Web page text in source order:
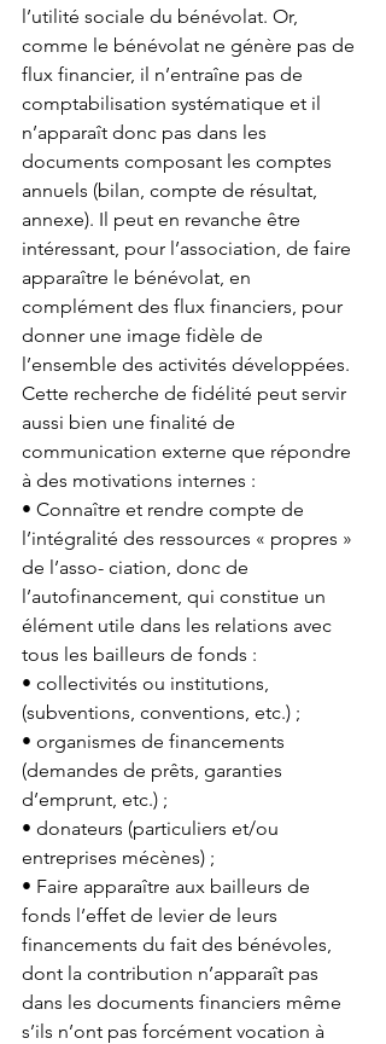
l’utilité sociale du bénévolat. Or,
comme le bénévolat ne génère pas de
flux financier, il n’entraîne pas de
comptabilisation systématique et il
n’apparaît donc pas dans les
documents composant les comptes
annuels (bilan, compte de résultat,
annexe). Il peut en revanche être
intéressant, pour l’association, de faire
apparaître le bénévolat, en
complément des flux financiers, pour
donner une image fidèle de
l’ensemble des activités développées.
Cette recherche de fidélité peut servir
aussi bien une finalité de
communication externe que répondre
à des motivations internes :
• Connaître et rendre compte de
l’intégralité des ressources « propres »
de l’asso- ciation, donc de
l’autofinancement, qui constitue un
élément utile dans les relations avec
tous les bailleurs de fonds :
• collectivités ou institutions,
(subventions, conventions, etc.) ;
• organismes de financements
(demandes de prêts, garanties
d’emprunt, etc.) ;
• donateurs (particuliers et/ou
entreprises mécènes) ;
• Faire apparaître aux bailleurs de
fonds l’effet de levier de leurs
financements du fait des bénévoles,
dont la contribution n’apparaît pas
dans les documents financiers même
s’ils n’ont pas forcément vocation à